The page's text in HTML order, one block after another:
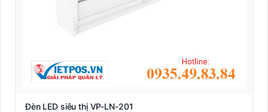
Đèn LED siêu thị VP-LN-201